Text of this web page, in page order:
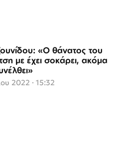
«Ο θάνατος του
με έχει σοκάρει, ακόμα
2022 · 15:32